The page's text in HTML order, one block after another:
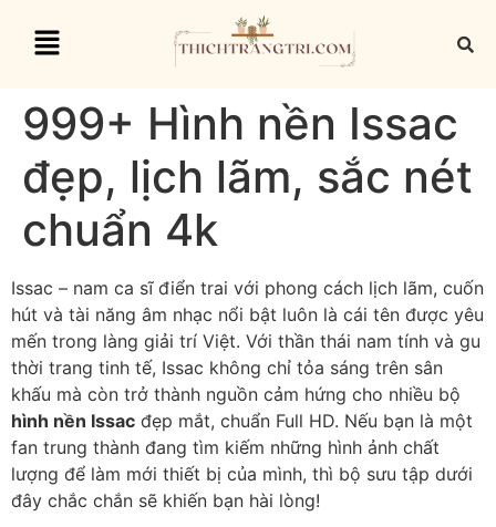
999+ Hình nền Issac
đẹp, lịch lãm, sắc nét
chuẩn 4k
Issac – nam ca sĩ điển trai với phong cách lịch lãm, cuốn
hút và tài năng âm nhạc nổi bật luôn là cái tên được yêu
mến trong làng giải trí Việt. Với thần thái nam tính và gu
thời trang tinh tế, Issac không chỉ tỏa sáng trên sân
khấu mà còn trở thành nguồn cảm hứng cho nhiều bộ
hình nền Issac đẹp mắt, chuẩn Full HD. Nếu bạn là một
fan trung thành đang tìm kiếm những hình ảnh chất
lượng để làm mới thiết bị của mình, thì bộ sưu tập dưới
đây chắc chắn sẽ khiến bạn hài lòng!